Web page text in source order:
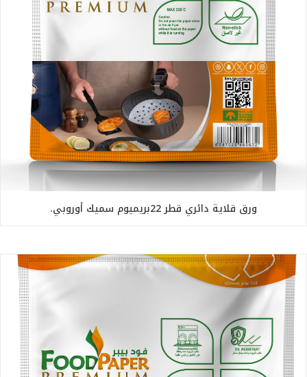
ورق قلاية دائري قطر 22بريميوم سميك أوروبي.